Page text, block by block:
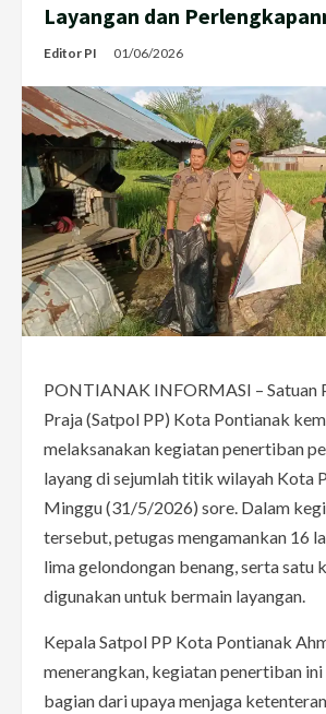
Layangan dan
Editor PI 01/06/2026
PONTIANAK INFORMASI – Satuan
Praja (Satpol PP) Kota Pontianak
melaksanakan kegiatan penertiban
layang di sejumlah titik wilayah Kota
Minggu (31/5/2026) sore. Dalam
tersebut, petugas mengamankan 16
lima gelondongan benang, serta satu
digunakan untuk bermain layangan.
Kepala Satpol PP Kota Pontianak
menerangkan, kegiatan penertiban
bagian dari upaya menjaga